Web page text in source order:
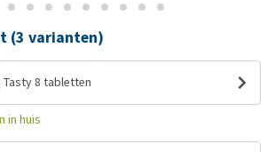
(3 varianten)
Tasty 8 tabletten
in huis